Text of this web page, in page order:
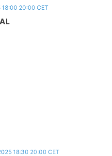
18:00 20:00 CET
18:30 20:00 CET